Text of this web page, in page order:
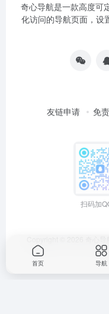
奇心导航是一款高度可
化访问的导航页面，设
友链申请 免
扫码加
首页 导航